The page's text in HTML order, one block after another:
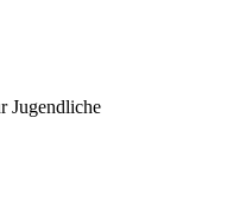
Jugendliche